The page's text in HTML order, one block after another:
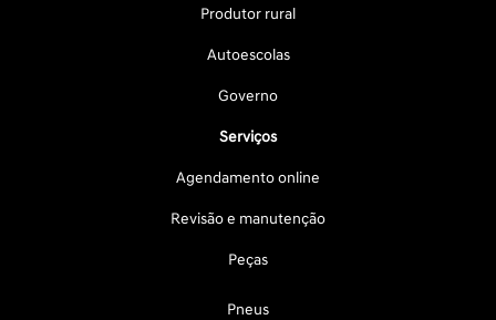
Produtor rural
Autoescolas
Governo
Serviços
Agendamento online
Revisão e manutenção
Peças
Pneus